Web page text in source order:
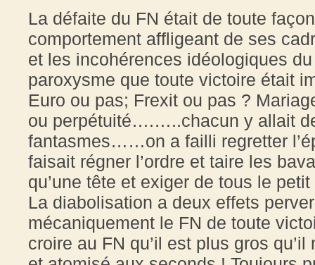
La défaite du FN était de toute
comportement affligeant de ses
et les incohérences idéologiques
paroxysme que toute victoire était
Euro ou pas; Frexit ou pas ?
ou perpétuité….…..chacun y allait
fantasmes……on a failli regretter
faisait régner l’ordre et taire les
qu’une tête et exiger de tous le
La diabolisation a deux effets
mécaniquement le FN de toute
croire au FN qu’il est plus gros